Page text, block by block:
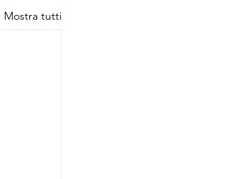
Mostra tutti